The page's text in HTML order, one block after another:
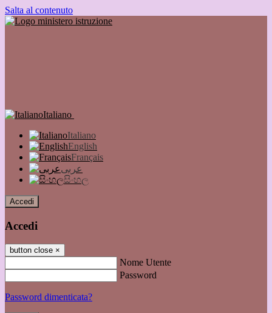
Salta al contenuto
Italiano
Italiano
English
Français
عربى
සිංහල
Accedi
Accedi
button close ×
Nome Utente
Password
Password dimenticata?